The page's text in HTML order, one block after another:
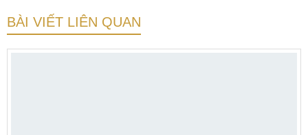
BÀI VIẾT LIÊN QUAN